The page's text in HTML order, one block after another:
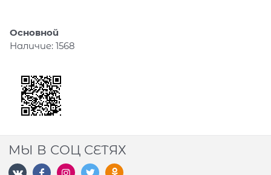
Основной
Наличие: 1568
МЫ В СОЦ СЕТЯХ